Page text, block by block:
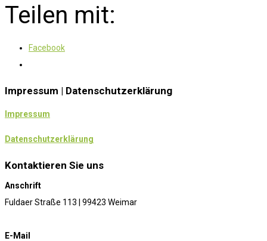
Teilen mit:
Facebook
Impressum | Datenschutzerklärung
Impressum
Datenschutzerklärung
Kontaktieren Sie uns
Anschrift
Fuldaer Straße 113 | 99423 Weimar
E-Mail